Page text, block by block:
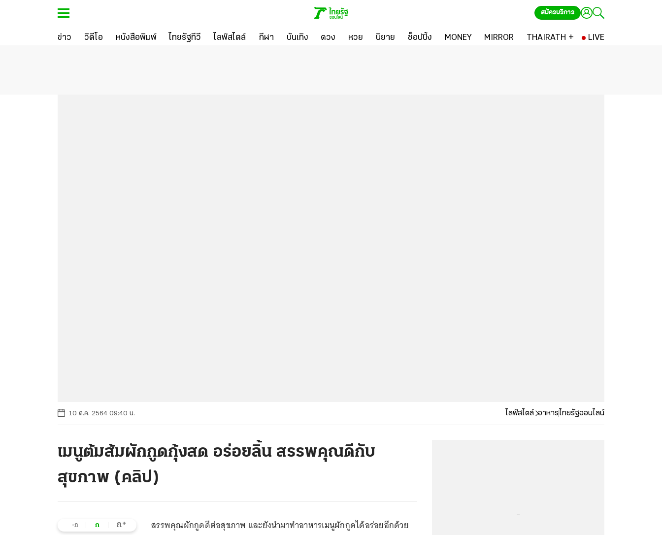
สมัครบริการ
ข่าว วิดีโอ หนังสือพิมพ์ ไทยรัฐทีวี ไลฟ์สไตล์ กีฬา บันเทิง ดวง หวย นิยาย ช็อปปิ้ง MONEY MIRROR THAIRATH + LIVE
10 ต.ค. 2564 09:40 น. ไลฟ์สไตล์ อาหารไทยรัฐออนไลน์
เมนูต้มส้มผักกูดกุ้งสด อร่อยลิ้น สรรพคุณดีกับ
สุขภาพ (คลิป)
-ก ก ก+
สรรพคุณผักกูดดีต่อสุขภาพ และยังนำมาทำอาหารเมนูผักกูดได้อร่อยอีกด้วย